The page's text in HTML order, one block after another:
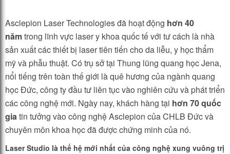
Asclepion Laser Technologies đã hoạt động hơn 40
nămtrong lĩnh vực laser y khoa quốc tế với tư cách là nhà
sản xuất các thiết bị laser tiên tiến cho da liễu, y học thẩm
mỹ và phẫu thuật. Có trụ sở tại Thung lũng quang học Jena,
nổi tiếng trên toàn thế giới là quê hương của ngành quang
học Đức, công ty đầu tư liên tục vào nghiên cứu và phát triển
các công nghệ mới. Ngày nay, khách hàng tại hơn 70 quốc
giatin tưởng vào công nghệ Asclepion của CHLB Đức và
chuyên môn khoa học đã được chứng minh của nó.
Laser Studio là thế hệ mới nhất của công nghệ xung vuông trị